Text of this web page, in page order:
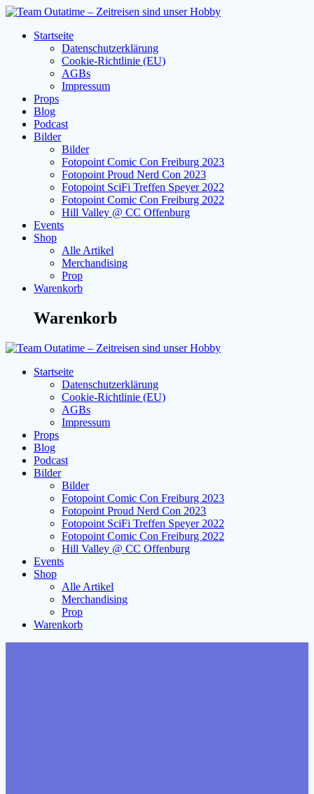
Zum
springenStartseite
Datenschutzerklärung
Cookie-Richtlinie (EU)
AGBs
Impressum
Props
Blog
Podcast
Bilder
Bilder
Fotopoint Comic Con Freiburg 2023
Fotopoint Proud Nerd Con 2023
Fotopoint SciFi Treffen Speyer 2022
Fotopoint Comic Con Freiburg 2022
Hill Valley @ CC Offenburg
Events
Shop
Alle Artikel
Merchandising
Prop
Warenkorb
Warenkorb
Startseite
Datenschutzerklärung
Cookie-Richtlinie (EU)
AGBs
Impressum
Props
Blog
Podcast
Bilder
Bilder
Fotopoint Comic Con Freiburg 2023
Fotopoint Proud Nerd Con 2023
Fotopoint SciFi Treffen Speyer 2022
Fotopoint Comic Con Freiburg 2022
Hill Valley @ CC Offenburg
Events
Shop
Alle Artikel
Merchandising
Prop
Warenkorb